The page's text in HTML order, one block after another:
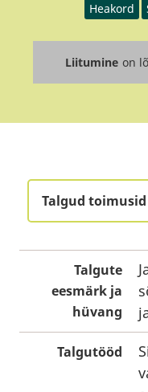
Heakord
Liitumine on
Talgud toimusid
Talgute
eesmärk ja
hüvang
Talgutööd